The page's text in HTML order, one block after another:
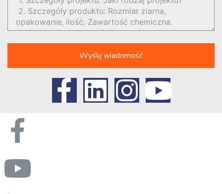
Wyślij wiadomość